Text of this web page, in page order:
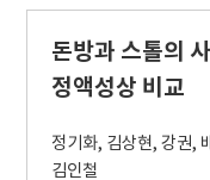
돈방과 스톨의
정액성상 비교
정기화, 김상현,강권,
김인철